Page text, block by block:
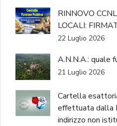
RINNOVO
LOCALI:
22 Luglio 2026
A.N.N.A.: quale
21 Luglio 2026
Cartella
effettuata dalla
indirizzo non